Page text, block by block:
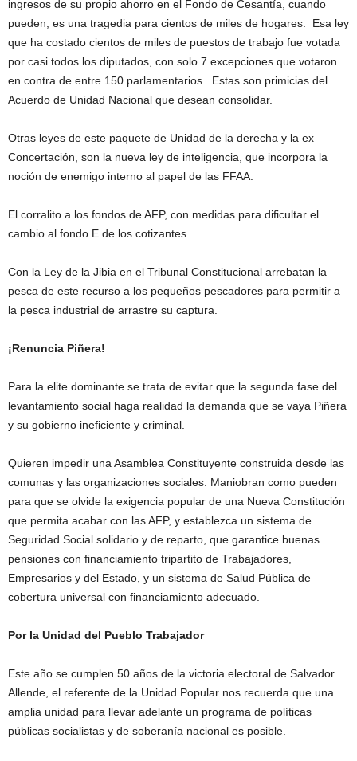
ingresos de su propio ahorro en el Fondo de Cesantía, cuando
pueden, es una tragedia para cientos de miles de hogares. Esa ley
que ha costado cientos de miles de puestos de trabajo fue votada
por casi todos los diputados, con solo 7 excepciones que votaron
en contra de entre 150 parlamentarios. Estas son primicias del
Acuerdo de Unidad Nacional que desean consolidar.
Otras leyes de este paquete de Unidad de la derecha y la ex
Concertación, son la nueva ley de inteligencia, que incorpora la
noción de enemigo interno al papel de las FFAA.
El corralito a los fondos de AFP, con medidas para dificultar el
cambio al fondo E de los cotizantes.
Con la Ley de la Jibia en el Tribunal Constitucional arrebatan la
pesca de este recurso a los pequeños pescadores para permitir a
la pesca industrial de arrastre su captura.
¡Renuncia Piñera!
Para la elite dominante se trata de evitar que la segunda fase del
levantamiento social haga realidad la demanda que se vaya Piñera
y su gobierno ineficiente y criminal.
Quieren impedir una Asamblea Constituyente construida desde las
comunas y las organizaciones sociales. Maniobran como pueden
para que se olvide la exigencia popular de una Nueva Constitución
que permita acabar con las AFP, y establezca un sistema de
Seguridad Social solidario y de reparto, que garantice buenas
pensiones con financiamiento tripartito de Trabajadores,
Empresarios y del Estado, y un sistema de Salud Pública de
cobertura universal con financiamiento adecuado.
Por la Unidad del Pueblo Trabajador
Este año se cumplen 50 años de la victoria electoral de Salvador
Allende, el referente de la Unidad Popular nos recuerda que una
amplia unidad para llevar adelante un programa de políticas
públicas socialistas y de soberanía nacional es posible.